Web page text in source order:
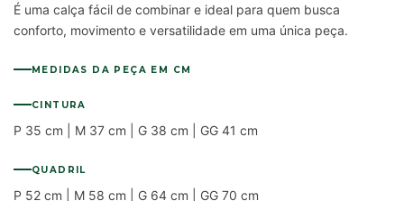
É uma calça fácil de combinar e ideal para quem busca
conforto, movimento e versatilidade em uma única peça.
MEDIDAS DA PEÇA EM CM
CINTURA
P 35 cm | M 37 cm | G 38 cm | GG 41 cm
QUADRIL
P 52 cm | M 58 cm | G 64 cm | GG 70 cm